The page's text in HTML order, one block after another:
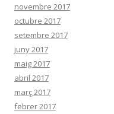
novembre 2017
octubre 2017
setembre 2017
juny 2017
maig 2017
abril 2017
març 2017
febrer 2017